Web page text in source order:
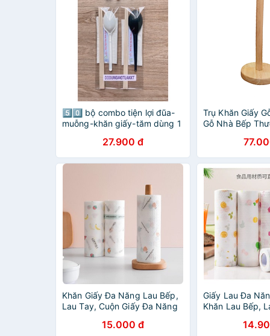
5️⃣0️⃣ bộ combo tiện lợi đũa-
muỗng-khăn giấy-tăm dùng 1
27.900 đ
Trụ Khăn Giấy
Gỗ Nhà Bếp
Khăn Giấy Đa Năng Lau Bếp,
Lau Tay, Cuộn Giấy Đa Năng
88289 Shop Giang Phạm
15.000 đ
Giấy Lau Đa
Khăn Lau Bếp,